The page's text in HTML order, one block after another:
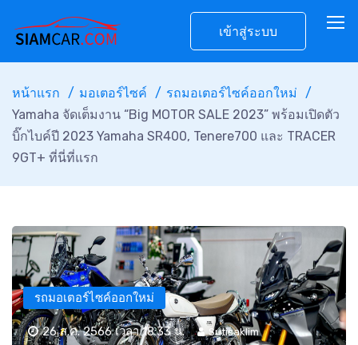
เข้าสู่ระบบ
หน้าแรก มอเตอร์ไซค์
รถมอเตอร์ไซค์ออกใหม่
Yamaha จัดเต็มงาน “Big MOTOR SALE 2023” พร้อมเปิดตัว
บิ๊กไบค์ปี 2023 Yamaha SR400, Tenere700 และ TRACER
9GT+ ที่นี่ที่แรก
รถมอเตอร์ไซค์ออกใหม่
26 ส.ค. 2566 เวลา 18:33 น. Sutisaklim